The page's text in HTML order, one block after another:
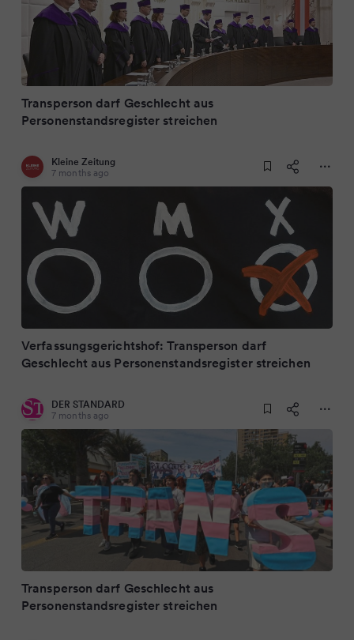
Transperson darf Geschlecht aus
Personenstandsregister streichen
Kleine Zeitung
7 months ago
Verfassungsgerichtshof: Transperson darf
Geschlecht aus Personenstandsregister streichen
DER STANDARD
7 months ago
Transperson darf Geschlecht aus
Personenstandsregister streichen